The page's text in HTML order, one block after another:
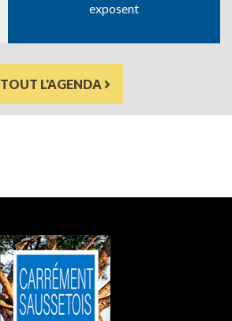
exposent
TOUT L'AGENDA